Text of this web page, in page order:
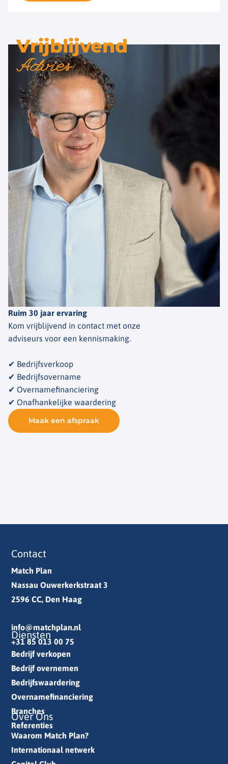
Vrijblijvend
Advies
Ruim 30 jaar ervaring
Kom vrijblijvend in contact met onze
adviseurs voor een kennismaking.
✔ Bedrijfsverkoop
✔ Bedrijfsovername
✔ Overnamefinanciering
✔ Onafhankelijke waardering
Maak een afspraak
Contact
Match Plan
Nassau Ouwerkerkstraat 3
2596 CC, Den Haag
info@matchplan.nl
+31 85 013 00 75
Diensten
Bedrijf verkopen
Bedrijf overnemen
Bedrijfswaardering
Overnamefinanciering
Branches
Referenties
Over Ons
Waarom Match Plan?
Internationaal netwerk